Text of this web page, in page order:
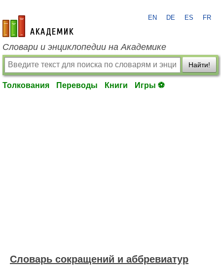
academic.ru
EN DE ES FR
Словари и энциклопедии на Академике
Найти!
Толкования Переводы Книги Игры ⚽
Словарь сокращений и аббревиатур